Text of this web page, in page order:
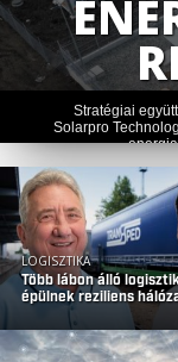
A Stabilus SE és
jelentett be,
LOGISZTIKA
Több lábon álló
épülnek reziliens